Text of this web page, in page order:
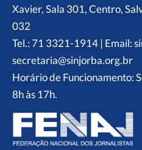
Xavier, Sala 301, Centro,
032
Tel.: 71 3321-1914 | Email:
secretaria@sinjorba.org.br
Horário de Funcionamento:
8h às 17h.